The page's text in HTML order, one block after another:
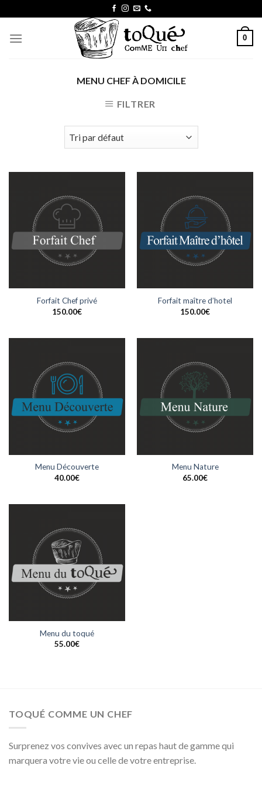
to
content
0
MENU CHEF À DOMICILE
FILTRER
Forfait Chef privé
150.00€
Forfait maître d’hotel
150.00€
Menu Découverte
40.00€
Menu Nature
65.00€
Menu du toqué
55.00€
TOQUÉ COMME UN CHEF
Surprenez vos convives avec un repas haut de gamme qui
marquera votre vie ou celle de votre entreprise.